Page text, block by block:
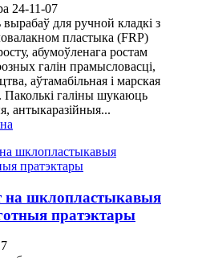
24-11-07
для ручной кладкі з
пластыка (FRP)
абумоўленага ростам
галін прамысловасці,
аўтамабільная і марская
Паколькі галіны шукаюць
антыкаразійныя...
на шклопластыкавыя
пратэктары